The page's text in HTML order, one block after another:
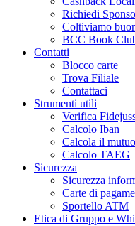
Richiedi
Coltiviamo
BCC Book
Contatti
Blocco carte
Trova Filiale
Contattaci
Strumenti utili
Verifica
Calcolo Iban
Calcola il mutuo
Calcolo TAEG
Sicurezza
Sicurezza
Carte di
Sportello ATM
Etica di Gruppo e